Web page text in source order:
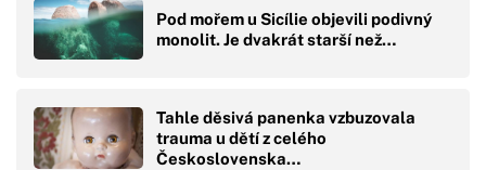
Pod mořem u Sicílie objevili podivný
monolit. Je dvakrát starší než…
Tahle děsivá panenka vzbuzovala
trauma u dětí z celého
Československa…